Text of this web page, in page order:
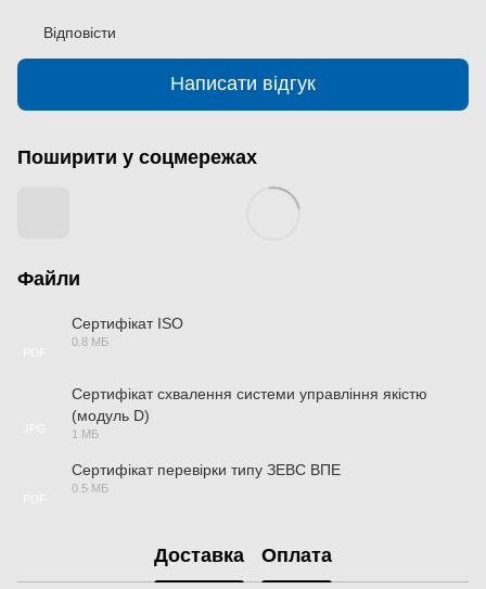
Відповісти
Написати відгук
Поширити у соцмережах
Файли
Сертифікат ISO
0.8 МБ
Сертифікат схвалення системи управління якістю
(модуль D)
1 МБ
Сертифікат перевірки типу ЗЕВС ВПЕ
0.5 МБ
Доставка Оплата